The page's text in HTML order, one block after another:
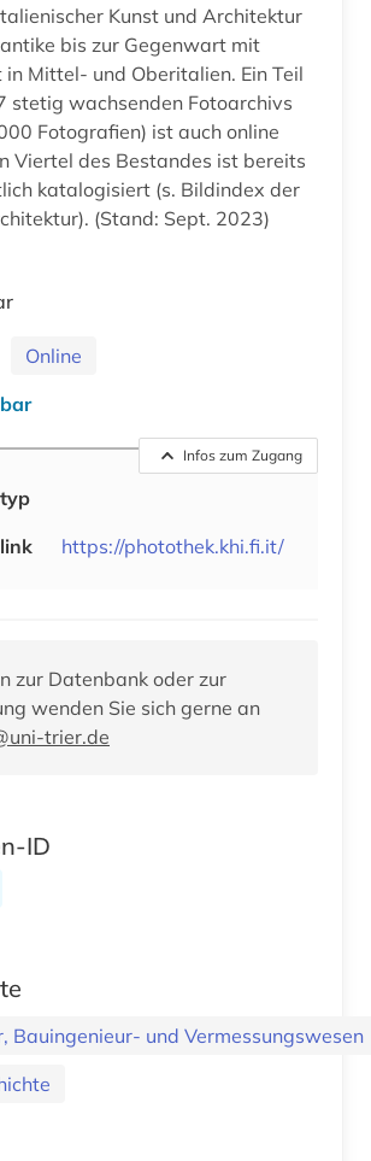
Kunst und Architektur
bis zur Gegenwart mit
in Mittel- und Oberitalien. Ein Teil
stetig wachsenden Fotoarchivs
Fotografien) ist auch online
Viertel des Bestandes ist bereits
katalogisiert (s. Bildindex der
(Stand: Sept. 2023)
Online
Infos zum Zugang
https://photothek.khi.fi.it/
zur Datenbank oder zur
wenden Sie sich gerne an
trier.de
ID
Bauingenieur- und Vermessungswesen